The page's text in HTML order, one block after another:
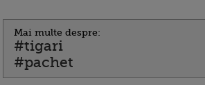
Mai multe despre:
#tigari
#pachet